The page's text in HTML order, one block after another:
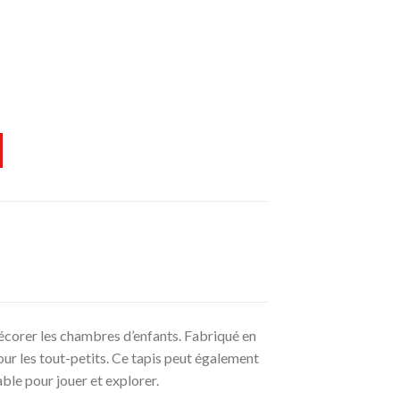
les chambres d’enfants. Fabriqué en
les tout-petits. Ce tapis peut également
pour jouer et explorer.